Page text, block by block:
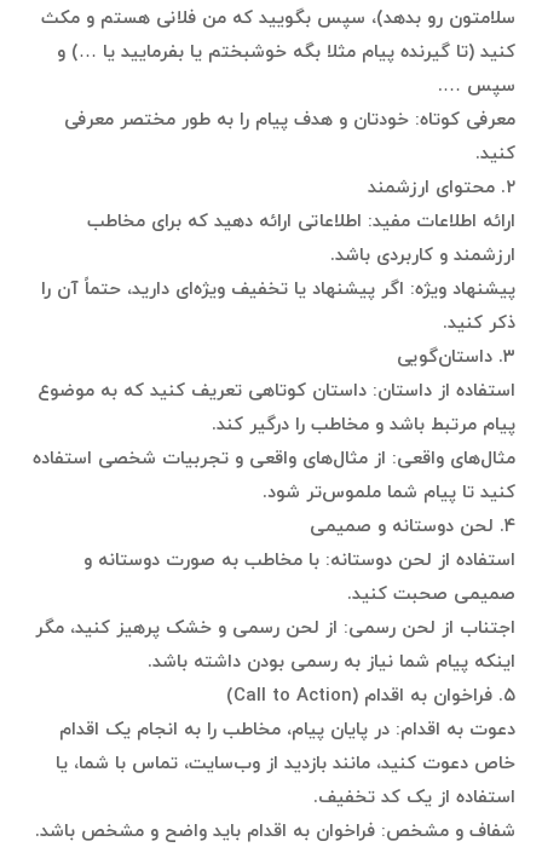
سلامتون رو بدهد)، سپس بگویید که من فلانی هستم و مکث
کنید (تا گیرنده پیام مثلا بگه خوشبختم یا بفرمایید یا …) و
سپس ….
معرفی کوتاه: خودتان و هدف پیام را به طور مختصر معرفی
کنید.
۲. محتوای ارزشمند
ارائه اطلاعات مفید: اطلاعاتی ارائه دهید که برای مخاطب
ارزشمند و کاربردی باشد.
پیشنهاد ویژه: اگر پیشنهاد یا تخفیف ویژه‌ای دارید، حتماً آن را
ذکر کنید.
۳. داستان‌گویی
استفاده از داستان: داستان کوتاهی تعریف کنید که به موضوع
پیام مرتبط باشد و مخاطب را درگیر کند.
مثال‌های واقعی: از مثال‌های واقعی و تجربیات شخصی استفاده
کنید تا پیام شما ملموس‌تر شود.
۴. لحن دوستانه و صمیمی
استفاده از لحن دوستانه: با مخاطب به صورت دوستانه و
صمیمی صحبت کنید.
اجتناب از لحن رسمی: از لحن رسمی و خشک پرهیز کنید، مگر
اینکه پیام شما نیاز به رسمی بودن داشته باشد.
۵. فراخوان به اقدام (Call to Action)
دعوت به اقدام: در پایان پیام، مخاطب را به انجام یک اقدام
خاص دعوت کنید، مانند بازدید از وب‌سایت، تماس با شما، یا
استفاده از یک کد تخفیف.
شفاف و مشخص: فراخوان به اقدام باید واضح و مشخص باشد.